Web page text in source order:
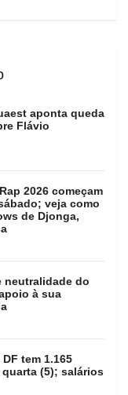
aponta queda
Flávio
2026 começam
veja como
de Djonga,
neutralidade do
à sua
tem 1.165
(5); salários